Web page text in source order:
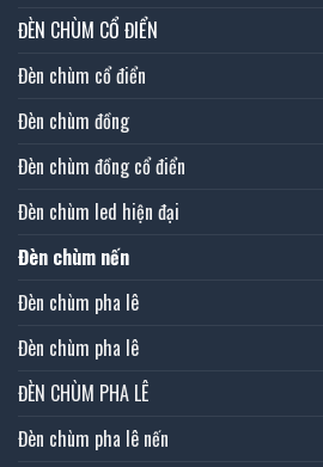
ĐÈN CHÙM CỔ ĐIỂN
Đèn chùm cổ điển
Đèn chùm đồng
Đèn chùm đồng cổ điển
Đèn chùm led hiện đại
Đèn chùm nến
Đèn chùm pha lê
Đèn chùm pha lê
ĐÈN CHÙM PHA LÊ
Đèn chùm pha lê nến